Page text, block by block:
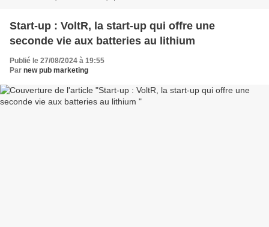
Start-up : VoltR, la start-up qui offre une
seconde vie aux batteries au lithium
Publié le 27/08/2024 à 19:55
Par new pub marketing